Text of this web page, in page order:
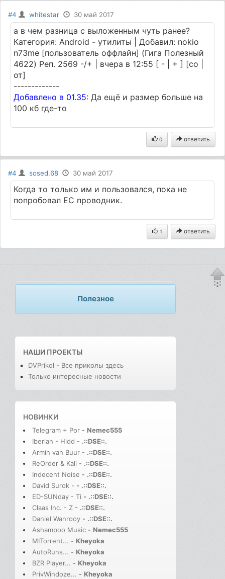
#4 whitestar 30 май 2017
а в чем разница с выложенным чуть ранее?
Категория: Android - утилиты | Добавил: nokio
n73me [пользователь оффлайн] (Гига Полезный
4622) Реп. 2569 -/+ | вчера в 12:55 [ - | + ] [со |
от]
-------------
Добавлено в 01.35: Да ещё и размер больше на
100 кб где-то
0 ответить
#4 sosed.68 30 май 2017
Когда то только им и пользовался, пока не
попробовал ЕС проводник.
1 ответить
Полезное
НАШИ ПРОЕКТЫ
DVPrikol - Все приколы здесь
Только интересные новости
НОВИНКИ
Telegram + Por - Nemec555
Iberian - Hidd - .::DSE::.
Armin van Buur - .::DSE::.
ReOrder & Kali - .::DSE::.
Indecent Noise - .::DSE::.
David Surok - - .::DSE::.
ED-SUNday - Ti - .::DSE::.
Claas Inc. - Z - .::DSE::.
Daniel Wanrooy - .::DSE::.
Ashampoo Music - Nemec555
MITorrent... - Kheyoka
AutoRuns... - Kheyoka
BZR Player... - Kheyoka
PrivWindoze... - Kheyoka